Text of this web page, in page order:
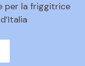
per la friggitrice